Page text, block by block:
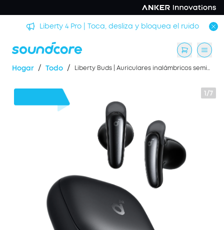
Liberty 4 Pro | Toca, desliza y bloquea el ruido
Hogar / Todo / Liberty Buds | Auriculares inalámbricos semi-intrauditivos con ANC
1/7